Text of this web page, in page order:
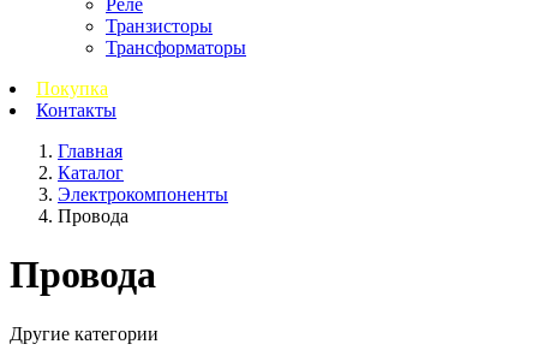
Реле
Транзисторы
Трансформаторы
Покупка
Контакты
Главная
Каталог
Электрокомпоненты
Провода
Провода
Другие категории